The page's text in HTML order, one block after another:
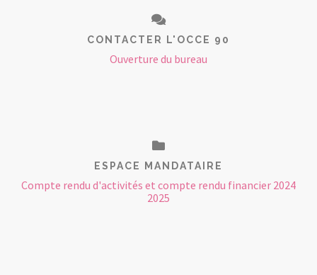
CONTACTER L'OCCE 90
Ouverture du bureau
ESPACE MANDATAIRE
Compte rendu d'activités et compte rendu financier 2024
2025